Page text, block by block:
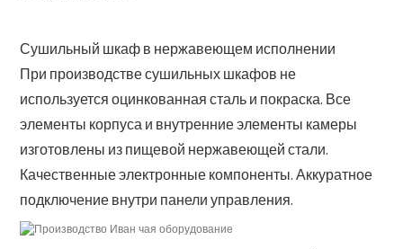
Сушильный шкаф в нержавеющем исполнении
При производстве сушильных шкафов не
используется оцинкованная сталь и покраска. Все
элементы корпуса и внутренние элементы камеры
изготовлены из пищевой нержавеющей стали.
Качественные электронные компоненты. Аккуратное
подключение внутри панели управления.